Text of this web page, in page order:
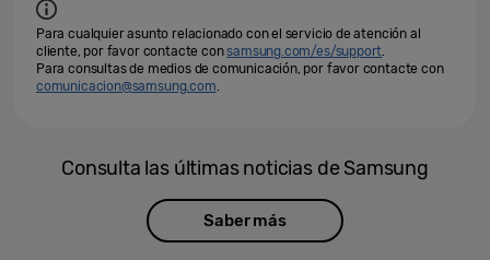
Para cualquier asunto relacionado con el servicio de atención al
cliente, por favor contacte consamsung.com/es/support.
Para consultas de medios de comunicación, por favor contacte con
comunicacion@samsung.com.
Consulta las últimas noticias de Samsung
Saber más